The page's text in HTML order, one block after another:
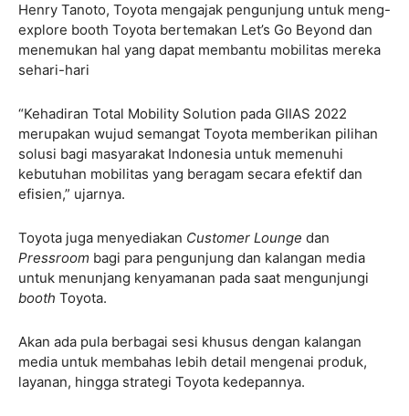
Henry Tanoto, Toyota mengajak pengunjung untuk meng-
explore booth Toyota bertemakan Let’s Go Beyond dan
menemukan hal yang dapat membantu mobilitas mereka
sehari-hari
“Kehadiran Total Mobility Solution pada GIIAS 2022
merupakan wujud semangat Toyota memberikan pilihan
solusi bagi masyarakat Indonesia untuk memenuhi
kebutuhan mobilitas yang beragam secara efektif dan
efisien,” ujarnya.
Toyota juga menyediakan Customer Lounge dan
Pressroom bagi para pengunjung dan kalangan media
untuk menunjang kenyamanan pada saat mengunjungi
booth Toyota.
Akan ada pula berbagai sesi khusus dengan kalangan
media untuk membahas lebih detail mengenai produk,
layanan, hingga strategi Toyota kedepannya.